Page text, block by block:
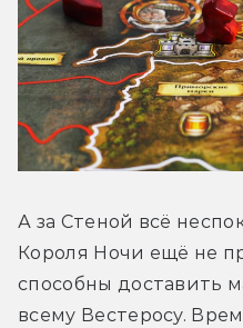
А за Стеной всё
Короля Ночи ещё не
способны доставить
всему Вестеросу.